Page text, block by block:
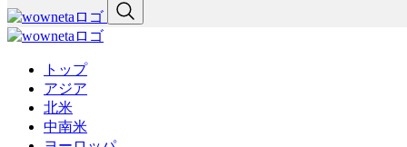
トップ
アジア
北米
中南米